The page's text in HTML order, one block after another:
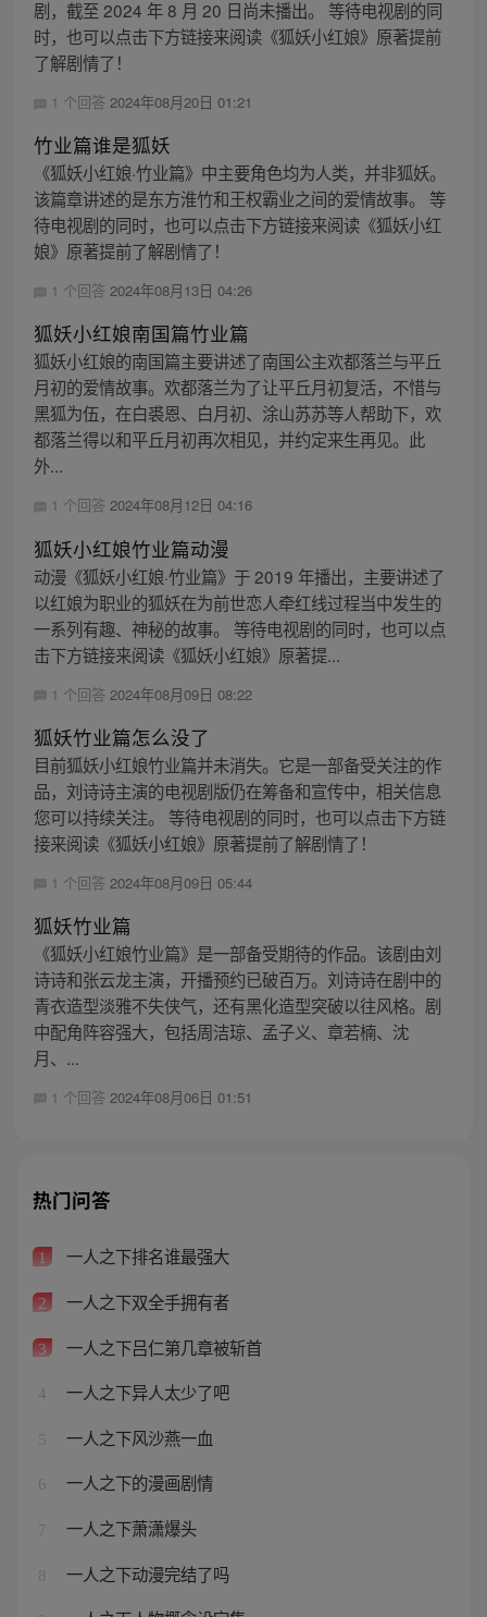
剧，截至 2024 年 8 月 20 日尚未播出。 等待电视剧的同
时，也可以点击下方链接来阅读《狐妖小红娘》原著提前
了解剧情了！
1 个回答 2024年08月20日 01:21
竹业篇谁是狐妖
《狐妖小红娘·竹业篇》中主要角色均为人类，并非狐妖。
该篇章讲述的是东方淮竹和王权霸业之间的爱情故事。 等
待电视剧的同时，也可以点击下方链接来阅读《狐妖小红
娘》原著提前了解剧情了！
1 个回答 2024年08月13日 04:26
狐妖小红娘南国篇竹业篇
狐妖小红娘的南国篇主要讲述了南国公主欢都落兰与平丘
月初的爱情故事。欢都落兰为了让平丘月初复活，不惜与
黑狐为伍，在白裘恩、白月初、涂山苏苏等人帮助下，欢
都落兰得以和平丘月初再次相见，并约定来生再见。此
外...
1 个回答 2024年08月12日 04:16
狐妖小红娘竹业篇动漫
动漫《狐妖小红娘·竹业篇》于 2019 年播出，主要讲述了
以红娘为职业的狐妖在为前世恋人牵红线过程当中发生的
一系列有趣、神秘的故事。 等待电视剧的同时，也可以点
击下方链接来阅读《狐妖小红娘》原著提...
1 个回答 2024年08月09日 08:22
狐妖竹业篇怎么没了
目前狐妖小红娘竹业篇并未消失。它是一部备受关注的作
品，刘诗诗主演的电视剧版仍在筹备和宣传中，相关信息
您可以持续关注。 等待电视剧的同时，也可以点击下方链
接来阅读《狐妖小红娘》原著提前了解剧情了！
1 个回答 2024年08月09日 05:44
狐妖竹业篇
《狐妖小红娘竹业篇》是一部备受期待的作品。该剧由刘
诗诗和张云龙主演，开播预约已破百万。刘诗诗在剧中的
青衣造型淡雅不失侠气，还有黑化造型突破以往风格。剧
中配角阵容强大，包括周洁琼、孟子义、章若楠、沈
月、...
1 个回答 2024年08月06日 01:51
热门问答
1 一人之下排名谁最强大
2 一人之下双全手拥有者
3 一人之下吕仁第几章被斩首
4 一人之下异人太少了吧
5 一人之下风沙燕一血
6 一人之下的漫画剧情
7 一人之下萧潇爆头
8 一人之下动漫完结了吗